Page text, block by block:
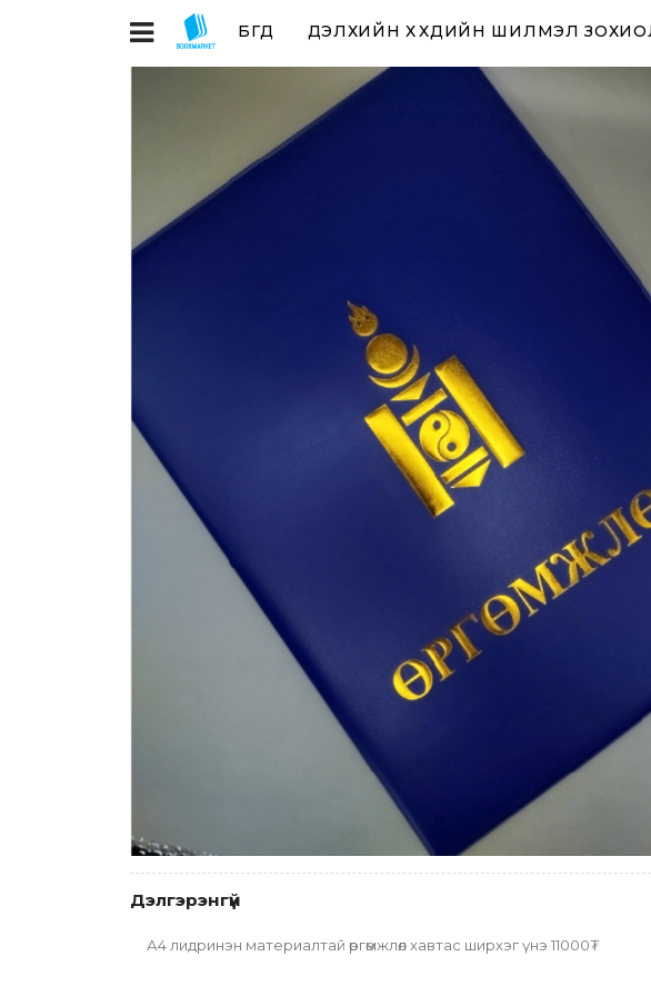
БҮГД ДЭЛХИЙН ХҮҮХДИЙН ШИЛМЭЛ
Дэлгэрэнгүй
А4 лидринэн материалтай өргөмжлөл хавтас ширхэг үнэ 11000₮